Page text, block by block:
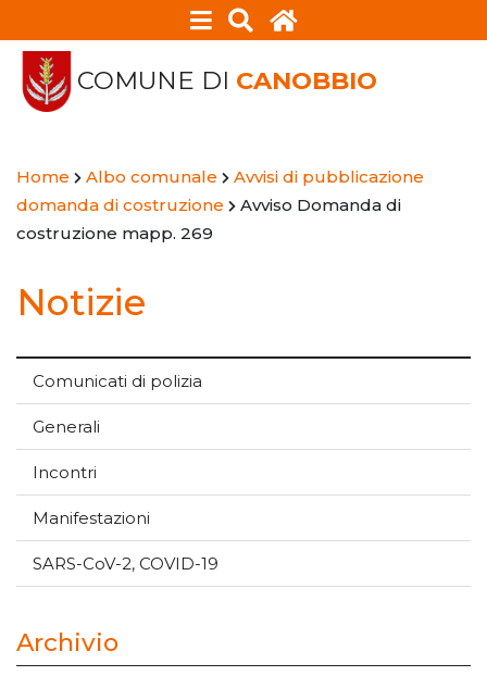
COMUNE DI CANOBBIO
Home Albo comunale
Avvisi di pubblicazione
domanda di costruzione
Avviso Domanda di
costruzione mapp. 269
Notizie
Comunicati di polizia
Generali
Incontri
Manifestazioni
SARS-CoV-2, COVID-19
Archivio